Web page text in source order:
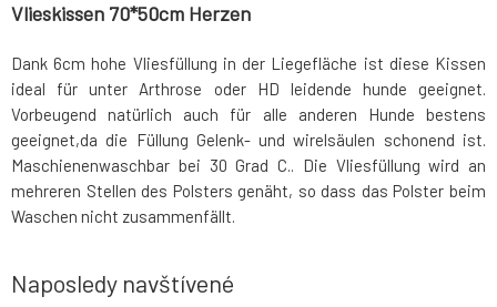
Vlieskissen 70*50cm Herzen
Dank 6cm hohe Vliesfüllung in der Liegefläche ist diese Kissen
ideal für unter Arthrose oder HD leidende hunde geeignet.
Vorbeugend natürlich auch für alle anderen Hunde bestens
geeignet,da die Füllung Gelenk- und wirelsäulen schonend ist.
Maschienenwaschbar bei 30 Grad C.. Die Vliesfüllung wird an
mehreren Stellen des Polsters genäht, so dass das Polster beim
Waschen nicht zusammenfällt.
Naposledy navštívené